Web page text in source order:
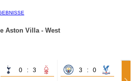
Aston Villa - West
0 : 3 3 : 0